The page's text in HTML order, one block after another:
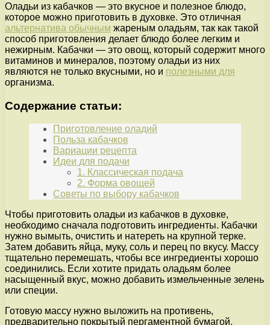
Оладьи из кабачков — это вкусное и полезное блюдо,
которое можно приготовить в духовке. Это отличная
альтернатива обычным жареным оладьям, так как такой
способ приготовления делает блюдо более легким и
нежирным. Кабачки — это овощ, который содержит много
витаминов и минералов, поэтому оладьи из них
являются не только вкусными, но и полезными для
организма.
Содержание статьи:
Приготовление оладий
Польза кабачков
Вариации рецепта
Идеи для подачи
1. Классическая подача
2. Форма овощей
Советы по выбору кабачков
Чтобы приготовить оладьи из кабачков в духовке,
необходимо сначала подготовить ингредиенты. Кабачки
нужно вымыть, очистить и натереть на крупной терке.
Затем добавить яйца, муку, соль и перец по вкусу. Массу
тщательно перемешать, чтобы все ингредиенты хорошо
соединились. Если хотите придать оладьям более
насыщенный вкус, можно добавить измельченные зелень
или специи.
Готовую массу нужно выложить на противень,
предварительно покрытый пергаментной бумагой.